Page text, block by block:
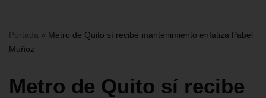
Portada » Metro de Quito sí recibe mantenimiento enfatiza Pabel
Muñoz
Metro de Quito sí recibe